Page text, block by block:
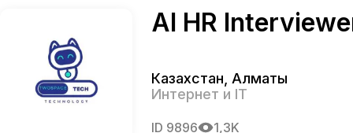
ID 9896 1,3K
AI HR
Казахстан Алматы
Интернет и IT